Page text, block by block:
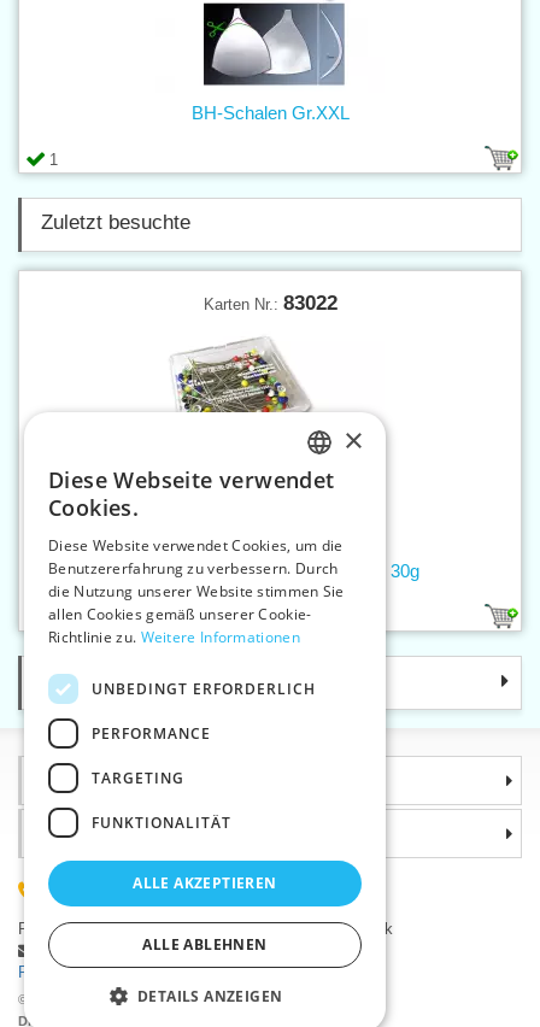
1
BH-Schalen Gr.XXL
Zuletzt besuchte
Karten Nr.: 83022
1
Glaskopfstecknadeln 0,8x48 mm, 30g
Kategorie
Informationen
©2026 Kurzwaren-Großhandel - VTC AG., Uničov
Die Preise werden nach dem Login angezeigt.
Warum sollten Sie gerade uns wählen?
(+420) 585 051 217
Plzeňská 868, 783 91 Uničov, Tschechische Republik
Stellen Sie eine Frage|
Fehler melden
Probleme bei der Anmeldung ?
CZECH
ENGLISH
×
Diese Webseite verwendet
Cookies.
Diese Website verwendet Cookies, um die
Benutzererfahrung zu verbessern. Durch
die Nutzung unserer Website stimmen Sie
allen Cookies gemäß unserer Cookie-
Richtlinie zu. Weitere Informationen
UNBEDINGT ERFORDERLICH
PERFORMANCE
TARGETING
FUNKTIONALITÄT
ALLE AKZEPTIEREN
ALLE ABLEHNEN
DETAILS ANZEIGEN